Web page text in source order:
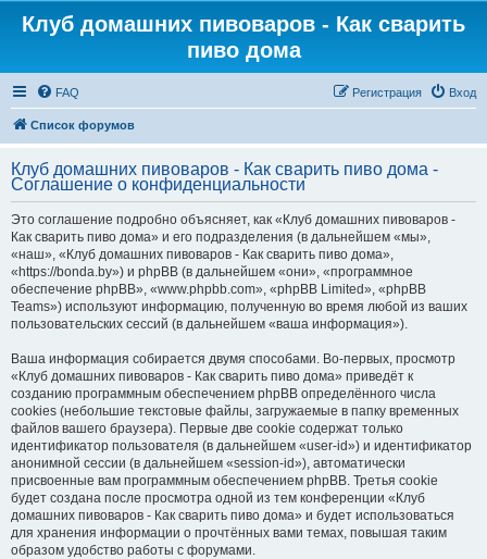
Клуб домашних пивоваров - Как cварить
пиво дома
FAQ Вход
Регистрация
Список форумов
Клуб домашних пивоваров - Как cварить пиво дома -
Соглашение о конфиденциальности
Это соглашение подробно объясняет, как «Клуб домашних пивоваров -
Как cварить пиво дома» и его подразделения (в дальнейшем «мы»,
«наш», «Клуб домашних пивоваров - Как cварить пиво дома»,
«https://bonda.by») и phpBB (в дальнейшем «они», «программное
обеспечение phpBB», «www.phpbb.com», «phpBB Limited», «phpBB
Teams») используют информацию, полученную во время любой из ваших
пользовательских сессий (в дальнейшем «ваша информация»).
Ваша информация собирается двумя способами. Во-первых, просмотр
«Клуб домашних пивоваров - Как cварить пиво дома» приведёт к
созданию программным обеспечением phpBB определённого числа
cookies (небольшие текстовые файлы, загружаемые в папку временных
файлов вашего браузера). Первые две cookie содержат только
идентификатор пользователя (в дальнейшем «user-id») и идентификатор
анонимной сессии (в дальнейшем «session-id»), автоматически
присвоенные вам программным обеспечением phpBB. Третья cookie
будет создана после просмотра одной из тем конференции «Клуб
домашних пивоваров - Как cварить пиво дома» и будет использоваться
для хранения информации о прочтённых вами темах, повышая таким
образом удобство работы с форумами.